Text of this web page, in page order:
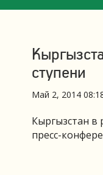
ступени
Май 2, 2014
Кыргызстан в
пресс-